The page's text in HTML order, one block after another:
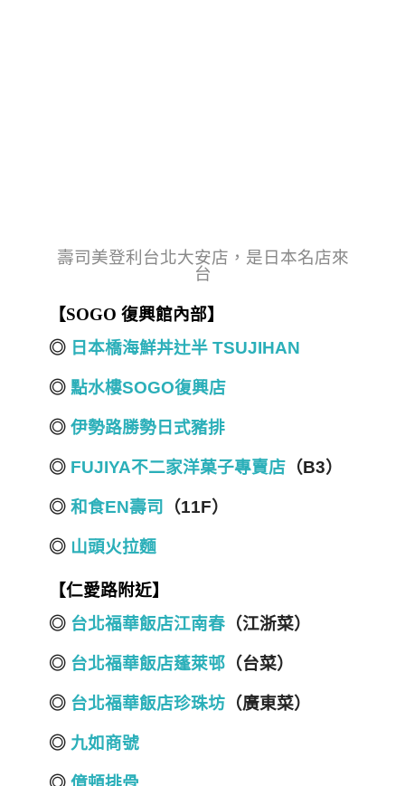
壽司美登利台北大安店，是日本名店來
台
【SOGO 復興館內部】
◎ 日本橋海鮮丼辻半 TSUJIHAN
◎ 點水樓SOGO復興店
◎ 伊勢路勝勢日式豬排
◎ FUJIYA不二家洋菓子專賣店 （B3）
◎ 和食EN壽司 （11F）
◎ 山頭火拉麵
【仁愛路附近】
◎ 台北福華飯店江南春 （江浙菜）
◎ 台北福華飯店蓬萊邨 （台菜）
◎ 台北福華飯店珍珠坊 （廣東菜）
◎ 九如商號